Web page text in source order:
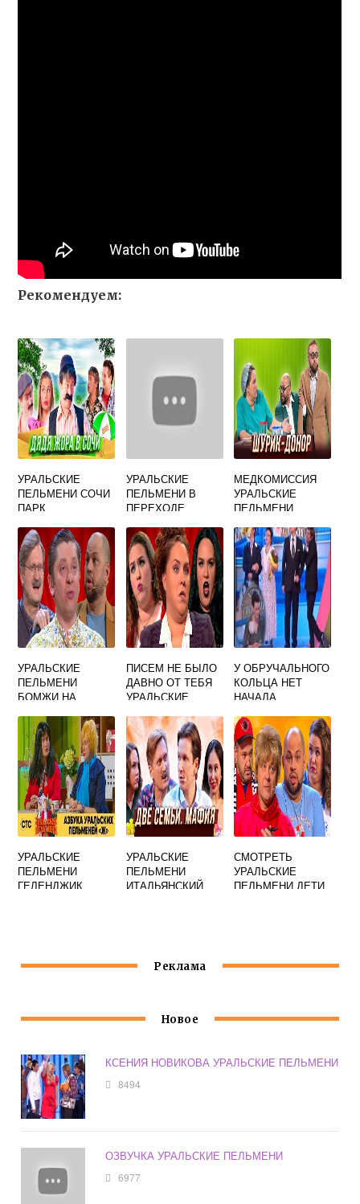
Рекомендуем:
УРАЛЬСКИЕ
ПЕЛЬМЕНИ СОЧИ
ПАРК
УРАЛЬСКИЕ
ПЕЛЬМЕНИ В
ПЕРЕХОДЕ
МЕДКОМИССИЯ
УРАЛЬСКИЕ
ПЕЛЬМЕНИ
УРАЛЬСКИЕ
ПЕЛЬМЕНИ
БОМЖИ НА
ПИСЕМ НЕ БЫЛО
ДАВНО ОТ ТЕБЯ
УРАЛЬСКИЕ
У ОБРУЧАЛЬНОГО
КОЛЬЦА НЕТ
НАЧАЛА
ПЕЛЬМЕНИ
УРАЛЬСКИЕ
ПЕЛЬМЕНИ
ГЕЛЕНДЖИК
УРАЛЬСКИЕ
ПЕЛЬМЕНИ
ИТАЛЬЯНСКИЙ
СМОТРЕТЬ
УРАЛЬСКИЕ
ПЕЛЬМЕНИ ДЕТИ
Реклама
Новое
КСЕНИЯ НОВИКОВА УРАЛЬСКИЕ ПЕЛЬМЕНИ
8494
ОЗВУЧКА УРАЛЬСКИЕ ПЕЛЬМЕНИ
6977